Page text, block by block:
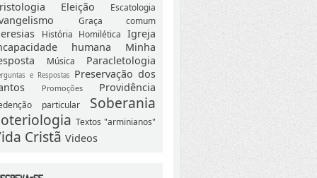
Eleição Escatologia
Graça comum
História Homilética Igreja
humana
Minha
Música Paracletologia
e Respostas
Preservação dos
Promoções Providência
particular
Soberania
Textos "arminianos"
Cristã Videos